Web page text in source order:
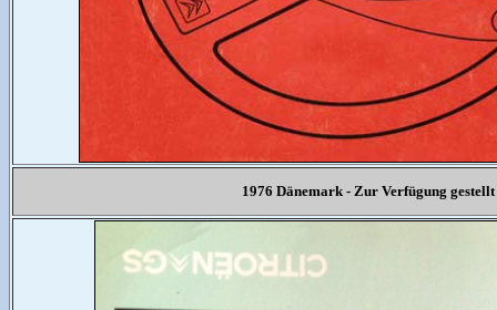
1976 Dänemark - Zur Verfügung